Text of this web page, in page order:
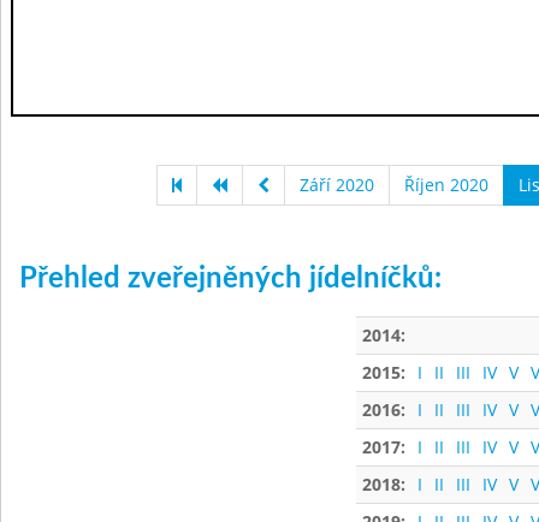
Září 2020 Říjen 2020
Přehled zveřejněných jídelníčků:
2014:
2015:
I II III IV V
2016:
I II III IV V
2017:
I II III IV V
2018:
I II III IV V